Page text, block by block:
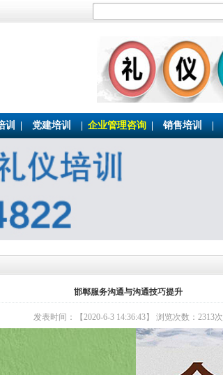
训 党建培训 企业管理咨询 销售培训
邯郸服务沟通与沟通技巧提升
发表时间：【2020-6-3 14:36:43】 浏览次数：2313次